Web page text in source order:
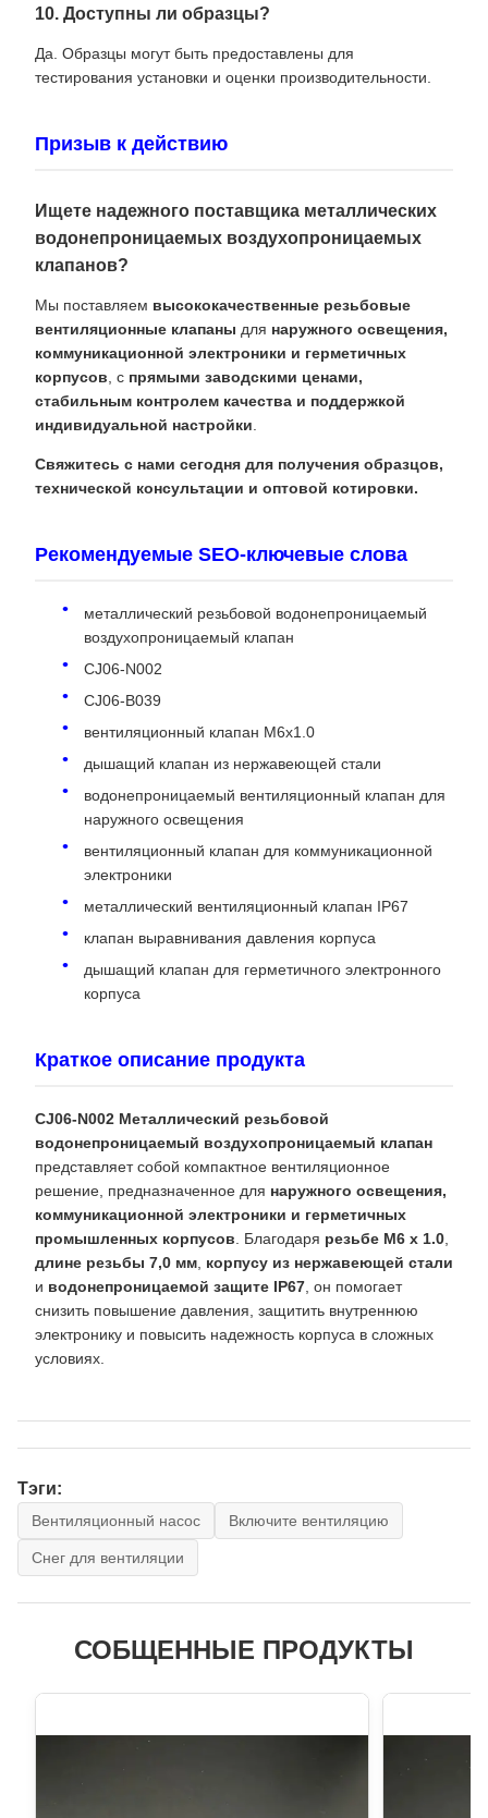
10. Доступны ли образцы?
Да. Образцы могут быть предоставлены для
тестирования установки и оценки производительности.
Призыв к действию
Ищете надежного поставщика металлических
водонепроницаемых воздухопроницаемых
клапанов?
Мы поставляем высококачественные резьбовые
вентиляционные клапаны для наружного освещения,
коммуникационной электроники и герметичных
корпусов , с прямыми заводскими ценами,
стабильным контролем качества и поддержкой
индивидуальной настройки
Свяжитесь с нами сегодня для получения образцов,
технической консультации и оптовой котировки.
Рекомендуемые SEO-ключевые слова
металлический резьбовой водонепроницаемый
воздухопроницаемый клапан
CJ06-N002
CJ06-B039
вентиляционный клапан M6x1.0
дышащий клапан из нержавеющей стали
водонепроницаемый вентиляционный клапан для
наружного освещения
вентиляционный клапан для коммуникационной
электроники
металлический вентиляционный клапан IP67
клапан выравнивания давления корпуса
дышащий клапан для герметичного электронного
корпуса
Краткое описание продукта
CJ06-N002 Металлический резьбовой
водонепроницаемый воздухопроницаемый клапан
представляет собой компактное вентиляционное
решение, предназначенное для наружного освещения,
коммуникационной электроники и герметичных
промышленных корпусов . Благодаря резьбе M6 x 1.0
длине резьбы 7,0 мм корпусу из нержавеющей стали
и водонепроницаемой защите IP67 , он помогает
снизить повышение давления, защитить внутреннюю
электронику и повысить надежность корпуса в сложных
условиях.
Тэги:
Вентиляционный насос Включите вентиляцию
Снег для вентиляции
СОБЩЕННЫЕ ПРОДУКТЫ